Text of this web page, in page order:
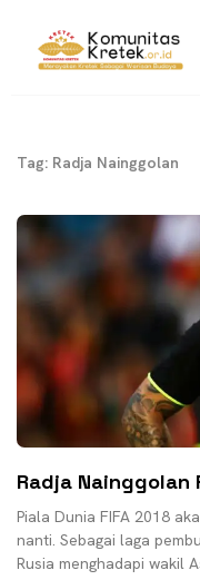
Tag: Radja Nainggolan
Radja Nainggolan
Piala Dunia FIFA 2018
nanti. Sebagai laga
Rusia menghadapi wakil